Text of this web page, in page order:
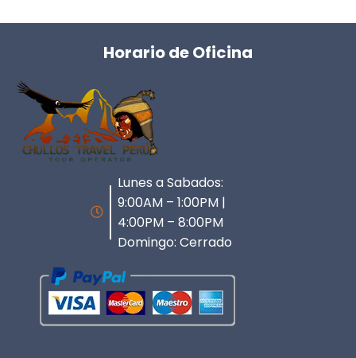
Horario de Oficina
Lunes a Sabados:
9:00AM – 1:00PM |
4:00PM – 8:00PM
Domingo: Cerrado